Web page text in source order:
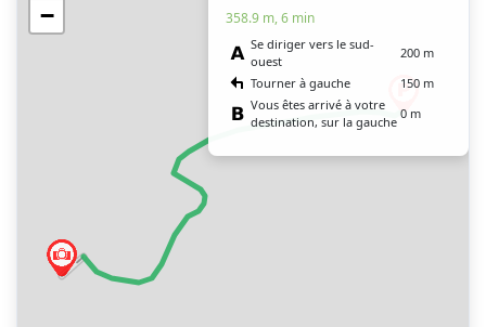
−
358.9 m, 6 min
Se diriger vers le sud-
ouest
200 m
Tourner à gauche
150 m
Vous êtes arrivé à votre
destination, sur la gauche
0 m